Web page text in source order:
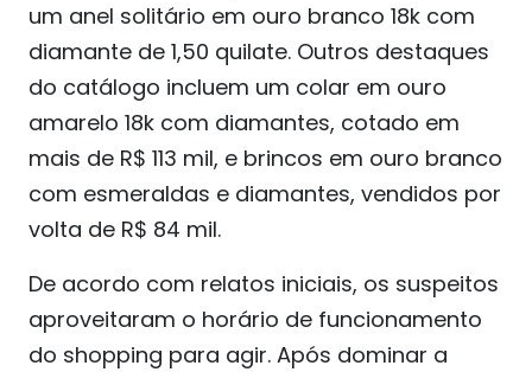
um anel solitário em ouro branco 18k com
diamante de 1,50 quilate. Outros destaques
do catálogo incluem um colar em ouro
amarelo 18k com diamantes, cotado em
mais de R$ 113 mil, e brincos em ouro branco
com esmeraldas e diamantes, vendidos por
volta de R$ 84 mil.
De acordo com relatos iniciais, os suspeitos
aproveitaram o horário de funcionamento
do shopping para agir. Após dominar a